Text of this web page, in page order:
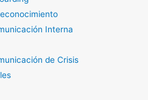
Interna
de Crisis